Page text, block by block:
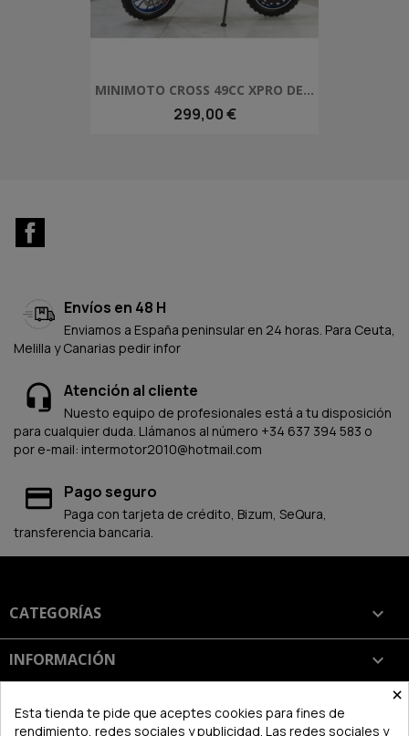
MINIMOTO CROSS 49CC XPRO DE...
299,00 €
Envíos en 48 H
Enviamos a España peninsular en 24 horas. Para Ceuta,
Melilla y Canarias pedir infor
Atención al cliente
Nuesto equipo de profesionales está a tu disposición
para cualquier duda. Llámanos al número +34 637 394 583 o
por e-mail: intermotor2010@hotmail.com
Pago seguro
Paga con tarjeta de crédito, Bizum, SeQura,
transferencia bancaria.
CATEGORÍAS 
INFORMACIÓN 
SU CUENTA ×
Esta tienda te pide que aceptes cookies para fines de
rendimiento, redes sociales y publicidad. Las redes sociales y